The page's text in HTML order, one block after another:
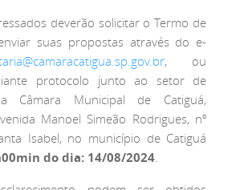
deverão solicitar o Termo de
suas propostas através do e-
, ou
protocolo junto ao setor de
Câmara Municipal de Catiguá,
Manoel Simeão Rodrigues, nº
Isabel, no município de Catiguá
do dia: 14/08/2024.